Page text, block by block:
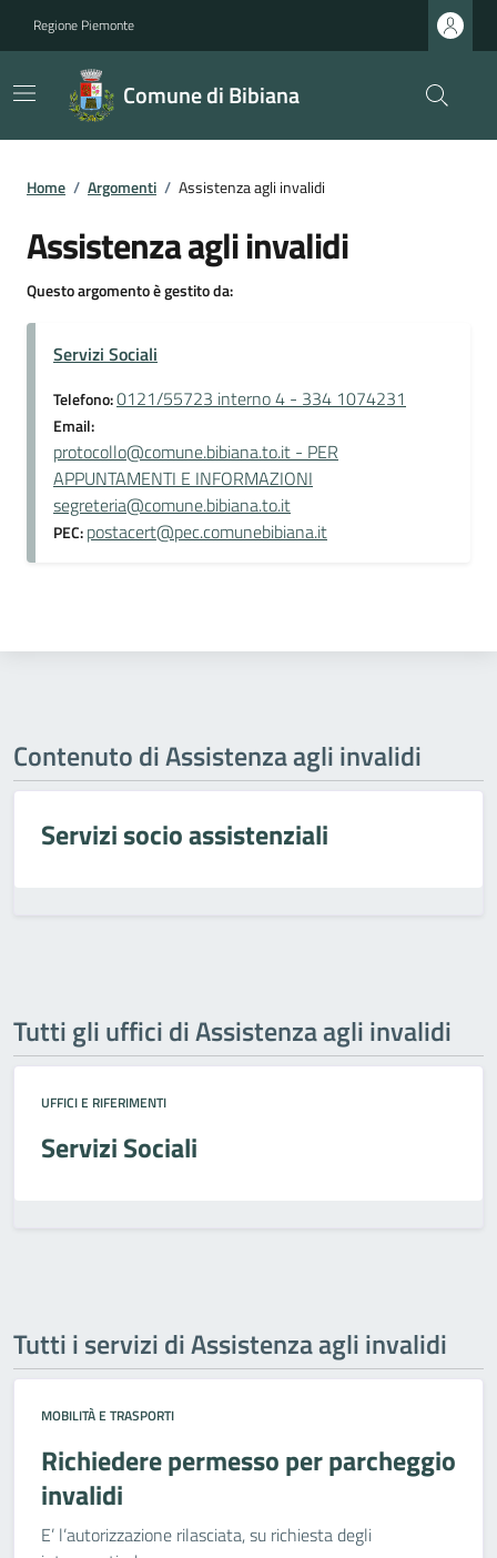
Regione Piemonte
Comune di Bibiana
Home / Argomenti / Assistenza agli invalidi
Assistenza agli invalidi
Questo argomento è gestito da:
Servizi Sociali
Telefono:0121/55723 interno 4 - 334 1074231
Email:
protocollo@comune.bibiana.to.it - PER
APPUNTAMENTI E INFORMAZIONI
segreteria@comune.bibiana.to.it
PEC:postacert@pec.comunebibiana.it
Contenuto di Assistenza agli invalidi
Servizi socio assistenziali
Tutti gli uffici di Assistenza agli invalidi
UFFICI E RIFERIMENTI
Servizi Sociali
Tutti i servizi di Assistenza agli invalidi
MOBILITÀ E TRASPORTI
Richiedere permesso per parcheggio
invalidi
E’ l’autorizzazione rilasciata, su richiesta degli